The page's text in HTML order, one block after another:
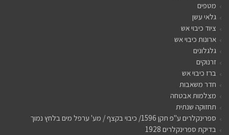
מטפים
גלאי עשן
ציוד כיבוי אש
ארונות כיבוי אש
גלגלונים
זרנוקים
ברז כיבוי אש
חדר משאבות
מצלמות אבטחה
תחזוקה שנתית
ספרינקלרים ע"פ תקן 1596/ כיבוי בקצף / מע' ערפל מים בלחץ נמוך
בדיקת ספרינקלרים 1928